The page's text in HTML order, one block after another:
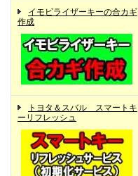
イモビライザーキーの合カギ
作成
トヨタ＆スバル スマートキ
ーリフレッシュ